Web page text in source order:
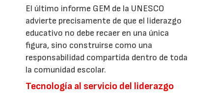
El último informe GEM de la UNESCO
advierte precisamente de que el liderazgo
educativo no debe recaer en una única
figura, sino construirse como una
responsabilidad compartida dentro de toda
la comunidad escolar.
Tecnología al servicio del liderazgo